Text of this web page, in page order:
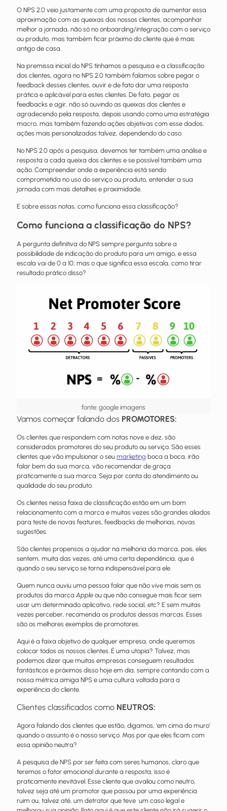
O NPS 2.0 veio justamente com uma proposta de aumentar essa
aproximação com as queixas dos nossos clientes, acompanhar
melhor a jornada, não só no onboarding/integração com o serviço
ou produto, mas também ficar próximo do cliente que é mais
antigo de casa.
Na premissa inicial do NPS tínhamos a pesquisa e a classificação
dos clientes, agora no NPS 2.0 também falamos sobre pegar o
feedback desses clientes, ouvir e de fato dar uma resposta
prática e aplicável para estes clientes. De fato, pegar os
feedbacks e agir, não só ouvindo as queixas dos clientes e
agradecendo pela resposta, depois usando como uma estratégia
macro, mas também fazendo ações objetivas com esse dados,
ações mais personalizadas talvez, dependendo do caso.
No NPS 2.0 após a pesquisa, devemos ter também uma análise e
resposta a cada queixa dos clientes e se possível também uma
ação. Compreender onde a experiência está sendo
comprometida no uso do serviço ou produto, entender a sua
jornada com mais detalhes e proximidade.
E sobre essas notas, como funciona essa classificação?
Como funciona a classificação do NPS?
A pergunta definitiva do NPS sempre pergunta sobre a
possibilidade de indicação do produto para um amigo, e essa
escala vai de 0 a 10; mas o que significa essa escala, como tirar
resultado prático disso?
fonte: google imagens
Vamos começar falando dos PROMOTORES:
Os clientes que respondem com notas nove e dez, são
considerados promotores do seu produto ou serviço. São esses
clientes que vão impulsionar o seu marketing boca a boca, irão
falar bem da sua marca, vão recomendar de graça
praticamente a sua marca. Seja por conta do atendimento ou
qualidade do seu produto.
Os clientes nessa faixa de classificação estão em um bom
relacionamento com a marca e muitas vezes são grandes aliados
para teste de novas features, feedbacks de melhorias, novas
sugestões.
São clientes propensos a ajudar na melhoria da marca, pois, eles
sentem, muita das vezes, até uma certa dependência, que é
quando o seu serviço se torna indispensável para ele.
Quem nunca ouviu uma pessoa falar que não vive mais sem os
produtos da marca Apple ou que não consegue mais ficar sem
usar um determinado aplicativo, rede social, etc? E sem muitas
vezes perceber, recomenda os produtos dessas marcas. Esses
são os melhores exemplos de promotores.
Aqui é a faixa objetivo de qualquer empresa, onde queremos
colocar todos os nossos clientes. É uma utopia? Talvez, mas
podemos dizer que muitas empresas conseguem resultados
fantásticos e próximos disso hoje em dia, sempre contando com a
nossa métrica amiga NPS e uma cultura voltada para a
experiência do cliente.
Clientes classificados como NEUTROS:
Agora falando dos clientes que estão, digamos, ‘em cima do muro’
quando o assunto é o nosso serviço. Mas por que eles ficam com
essa opinião neutra?
A pesquisa de NPS por ser feita com seres humanos, claro que
teremos o fator emocional durante a resposta, isso é
praticamente inevitável. Esse cliente que avaliou como neutro,
talvez seja até um promotor que passou por uma experiência
ruim ou, talvez até, um detrator que teve um caso legal e